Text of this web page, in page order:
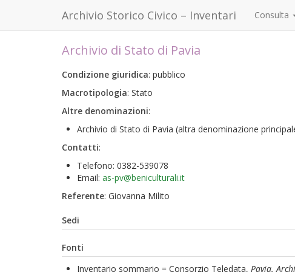
Archivio Storico Civico – Inventari Consulta
Archivio di Stato di Pavia
Condizione giuridica: pubblico
Macrotipologia: Stato
Altre denominazioni:
Archivio di Stato di Pavia (altra denominazione
Contatti:
Telefono: 0382-539078
Email: as-pv@beniculturali.it
Referente: Giovanna Milito
Sedi
Fonti
Inventario sommario = Consorzio Teledata, Pavia.